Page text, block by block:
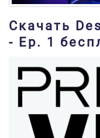
Скачать
- Ep. 1